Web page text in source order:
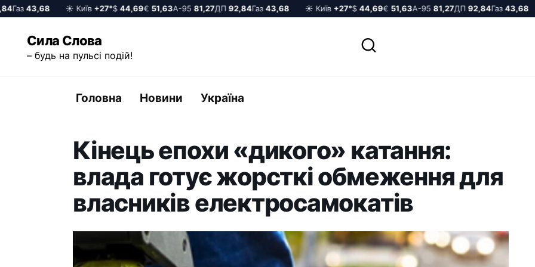
43,68 ☀️ Київ+27°$44,69€51,63А-9581,27ДП92,84Газ43,68 ☀️ Київ+27°$44,69€51,63А-9581,27ДП92,84Газ43,68
вмісту
Сила Слова
– будь на пульсі подій!
Головна Новини Україна
Кінець епохи «дикого» катання:
влада готує жорсткі обмеження для
власників електросамокатів